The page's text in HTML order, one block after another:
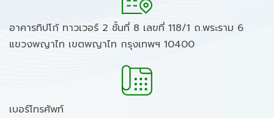
อาคารทิปโก้ ทาวเวอร์ 2 ชั้นที่ 8 เลขที่ 118/1 ถ.พระราม 6
แขวงพญาไท เขตพญาไท กรุงเทพฯ 10400
เบอร์โทรศัพท์